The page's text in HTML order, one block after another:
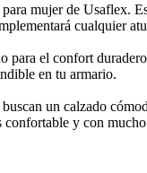
mujer de Usaflex.
cualquier
para el confort
en tu armario.
un calzado
confortable y con